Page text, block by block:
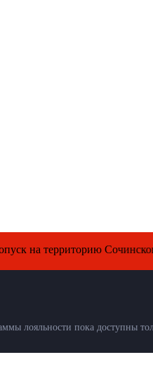
Сочинского национального
лояльности пока доступны